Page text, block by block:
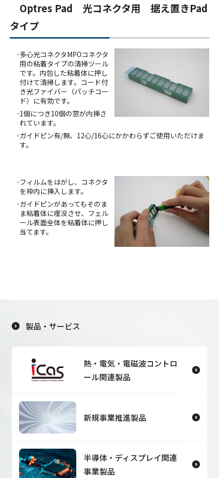
Optres Pad 光コネクタ用 据え置きPad
タイプ
多心光コネクタMPOコネクタ
用の粘着タイプの清掃ツール
です。内包した粘着体に押し
付けて清掃します。コード付
き光ファイバー（パッチコー
ド）に有効です。
1個につき10個の窓が内挿さ
れています。
ガイドピン有/無、12心/16心にかかわらずご使用いただけま
す。
フィルムをはがし、コネクタ
を枠内に挿入します。
ガイドピンがあってもそのま
ま粘着体に埋没させ、フェル
ール表面全体を粘着体に押し
当てます。
製品・サービス
熱・電気・電磁波コントロ
ール関連製品
新規事業推進製品
半導体・ディスプレイ関連
事業製品